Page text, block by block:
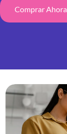
Comprar Ahora